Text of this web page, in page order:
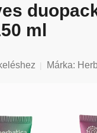
ml
Márka: